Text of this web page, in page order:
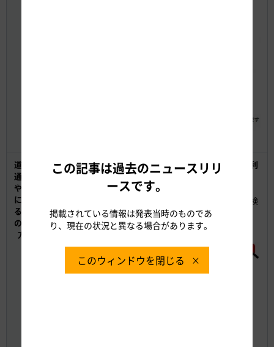
道路交
通情報
や工事
に関す
る情報
の確認
方法
【渋滞予測、工事の概要や進捗、高速道路の安全なご利
用のお願いなど】
北陸道リニューアル工事専用WEBサイト
※検索サイトで検索例に記載のキーワードを入力して検
索していただくことで、北陸道リニューアル工事専用
WEBサイトをご覧いただけます。
NEXCO中日本お客さまセンター（フリーダイヤル）
TEL：0120-922-229
この記事は過去のニュースリリ
ースです。
掲載されている情報は発表当時のものであ
り、現在の状況と異なる場合があります。
このウィンドウを閉じる